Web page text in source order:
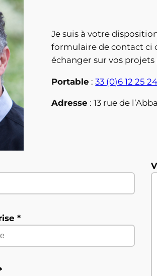
Je suis à votre
formulaire de contact ci
échanger sur vos
Portable :33 (0)6 12 25
Adresse : 13 rue de
*